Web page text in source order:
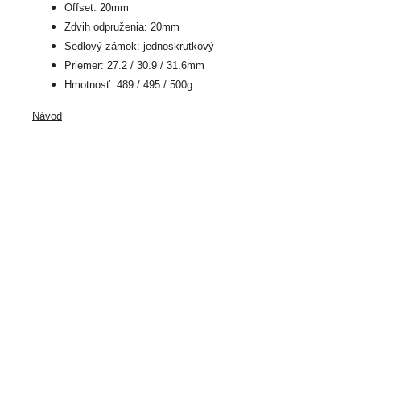
Offset: 20mm
Zdvih odpruženia: 20mm
Sedlový zámok: jednoskrutkový
Priemer: 27.2 / 30.9 / 31.6mm
Hmotnosť: 489 / 495 / 500g.
Návod